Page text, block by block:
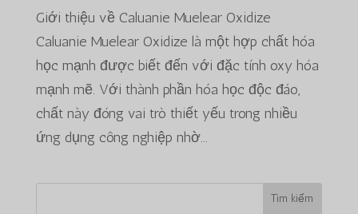
Giới thiệu về Caluanie Muelear Oxidize
Caluanie Muelear Oxidize là một hợp chất hóa
học mạnh được biết đến với đặc tính oxy hóa
mạnh mẽ. Với thành phần hóa học độc đáo,
chất này đóng vai trò thiết yếu trong nhiều
ứng dụng công nghiệp nhờ...
Tìm kiếm